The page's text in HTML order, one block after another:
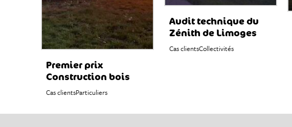
Premier prix
Construction bois
Cas clientsParticuliers
Audit technique du
Zénith de Limoges
Cas clientsCollectivités